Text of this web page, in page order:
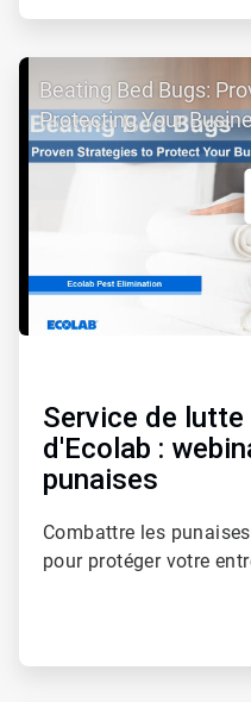
ArticleTile
de
Beating Bed Bugs:
Protecting Your
Service de
d'Ecolab :
punaises
Combattre les
pour protéger votre